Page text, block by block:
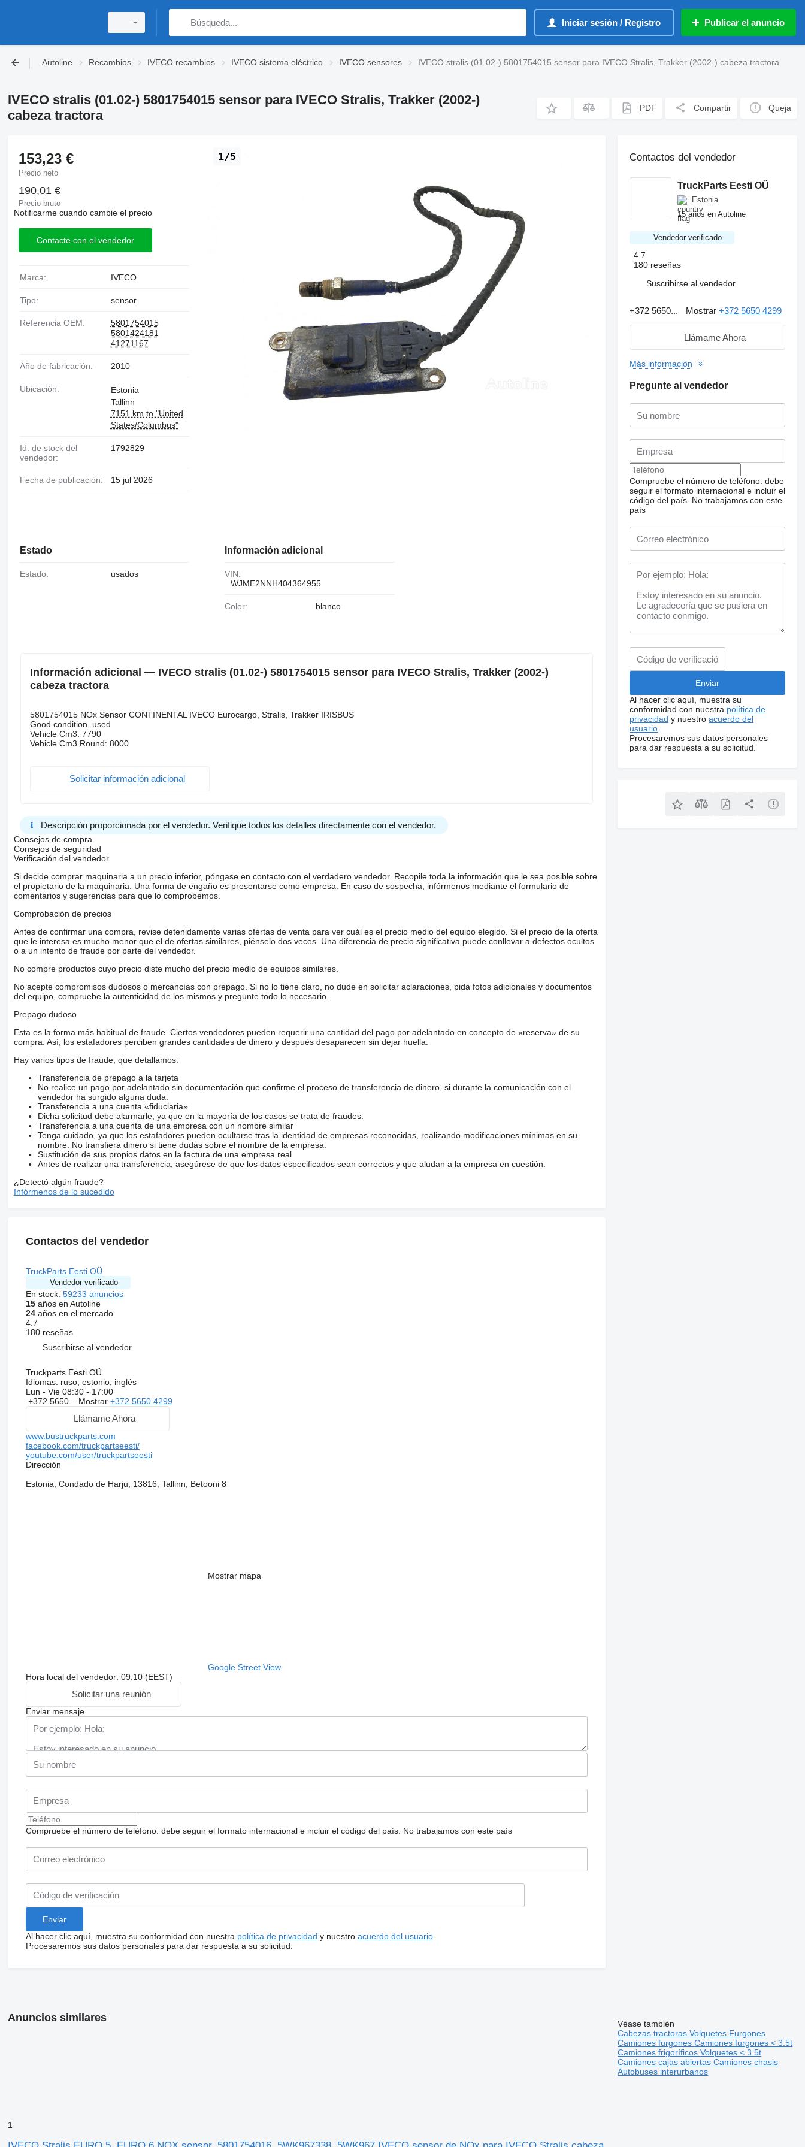
Iniciar sesión / Registro Publicar el anuncio
Autoline Recambios IVECO recambios IVECO sistema eléctrico IVECO sensores IVECO stralis (01.02-) 5801754015 sensor para IVECO Stralis, Trakker (2002-) cabeza tractora
IVECO stralis (01.02-) 5801754015 sensor para IVECO Stralis, Trakker (2002-)
cabeza tractora
PDF Compartir Queja
Solicitar fotos
adicionales
1/5
153,23 €
Precio neto
190,01 €
Precio bruto
Notificarme cuando cambie el precio
Contacte con el vendedor
Marca: IVECO
Tipo: sensor
Referencia OEM:
5801754015
5801424181
41271167
Año de fabricación: 2010
Ubicación:
Estonia
Tallinn
7151 km to "United
States/Columbus"
Id. de stock del
vendedor:
1792829
Fecha de publicación: 15 jul 2026
Estado
Estado: usados
Información adicional
VIN:
WJME2NNH404364955
Color: blanco
Información adicional — IVECO stralis (01.02-) 5801754015 sensor para IVECO Stralis, Trakker (2002-)
cabeza tractora
5801754015 NOx Sensor CONTINENTAL IVECO Eurocargo, Stralis, Trakker IRISBUS
Good condition, used
Vehicle Cm3: 7790
Vehicle Cm3 Round: 8000
Solicitar información adicional
Descripción proporcionada por el vendedor. Verifique todos los detalles directamente con el vendedor.
Consejos de compra
Consejos de seguridad
Verificación del vendedor
Si decide comprar maquinaria a un precio inferior, póngase en contacto con el verdadero vendedor. Recopile toda la información que le sea posible sobre
el propietario de la maquinaria. Una forma de engaño es presentarse como empresa. En caso de sospecha, infórmenos mediante el formulario de
comentarios y sugerencias para que lo comprobemos.
Comprobación de precios
Antes de confirmar una compra, revise detenidamente varias ofertas de venta para ver cuál es el precio medio del equipo elegido. Si el precio de la oferta
que le interesa es mucho menor que el de ofertas similares, piénselo dos veces. Una diferencia de precio significativa puede conllevar a defectos ocultos
o a un intento de fraude por parte del vendedor.
No compre productos cuyo precio diste mucho del precio medio de equipos similares.
No acepte compromisos dudosos o mercancías con prepago. Si no lo tiene claro, no dude en solicitar aclaraciones, pida fotos adicionales y documentos
del equipo, compruebe la autenticidad de los mismos y pregunte todo lo necesario.
Prepago dudoso
Esta es la forma más habitual de fraude. Ciertos vendedores pueden requerir una cantidad del pago por adelantado en concepto de «reserva» de su
compra. Así, los estafadores perciben grandes cantidades de dinero y después desaparecen sin dejar huella.
Hay varios tipos de fraude, que detallamos:
Transferencia de prepago a la tarjeta
No realice un pago por adelantado sin documentación que confirme el proceso de transferencia de dinero, si durante la comunicación con el
vendedor ha surgido alguna duda.
Transferencia a una cuenta «fiduciaria»
Dicha solicitud debe alarmarle, ya que en la mayoría de los casos se trata de fraudes.
Transferencia a una cuenta de una empresa con un nombre similar
Tenga cuidado, ya que los estafadores pueden ocultarse tras la identidad de empresas reconocidas, realizando modificaciones mínimas en su
nombre. No transfiera dinero si tiene dudas sobre el nombre de la empresa.
Sustitución de sus propios datos en la factura de una empresa real
Antes de realizar una transferencia, asegúrese de que los datos especificados sean correctos y que aludan a la empresa en cuestión.
¿Detectó algún fraude?
Infórmenos de lo sucedido
Contactos del vendedor
TruckParts Eesti OÜ
Vendedor verificado
En stock: 59233 anuncios
15años en Autoline
24años en el mercado
4.7
180 reseñas
Suscribirse al vendedor
Truckparts Eesti OÜ.
Idiomas: ruso, estonio, inglés
Lun - Vie 08:30 - 17:00
+372 5650... Mostrar +372 5650 4299
Llámame Ahora
www.bustruckparts.com
facebook.com/truckpartseesti/
youtube.com/user/truckpartseesti
Dirección
Estonia, Condado de Harju, 13816, Tallinn, Betooni 8
Mostrar mapa
Google Street View
Hora local del vendedor: 09:10 (EEST)
Solicitar una reunión
Enviar mensaje
Compruebe el número de teléfono: debe seguir el formato internacional e incluir el código del país. No trabajamos con este país
Al hacer clic aquí, muestra su conformidad con nuestra política de privacidad y nuestro acuerdo del usuario.
Procesaremos sus datos personales para dar respuesta a su solicitud.
Contactos del vendedor
TruckParts Eesti OÜ
Estonia
15 años en Autoline
Vendedor verificado
4.7
180 reseñas
Suscribirse al vendedor
+372 5650... Mostrar+372 5650 4299
Llámame Ahora
Más información
Pregunte al vendedor
Compruebe el número de teléfono: debe
seguir el formato internacional e incluir el
código del país. No trabajamos con este
país
Al hacer clic aquí, muestra su
conformidad con nuestra política de
privacidad y nuestroacuerdo del
usuario
Procesaremos sus datos personales
para dar respuesta a su solicitud.
Anuncios similares
1
Véase también
Cabezas tractorasVolquetes Furgones
Camiones furgonesCamiones furgones < 3.5t
Camiones frigoríficosVolquetes < 3.5t
Camiones cajas abiertasCamiones chasis
Autobuses interurbanos